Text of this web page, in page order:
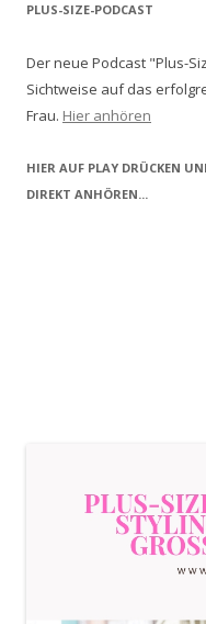
PLUS-SIZE-PODCAST
Der neue Podcast "Plus-
Sichtweise auf das
Frau. Hier anhören
HIER AUF PLAY DRÜCKEN
DIREKT ANHÖREN...